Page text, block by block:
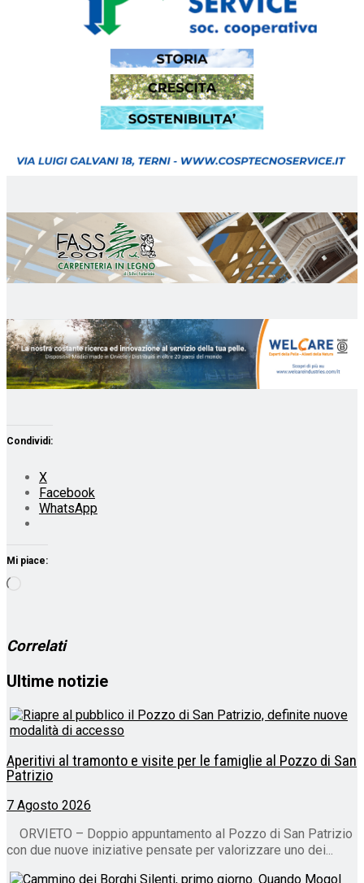
Condividi:
X
Facebook
WhatsApp
Mi piace:
Correlati
Ultime notizie
Aperitivi al tramonto e visite per le famiglie al Pozzo di San
Patrizio
7 Agosto 2026
ORVIETO – Doppio appuntamento al Pozzo di San Patrizio
con due nuove iniziative pensate per valorizzare uno dei...